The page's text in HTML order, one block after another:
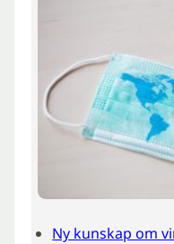
Ny kunskap om